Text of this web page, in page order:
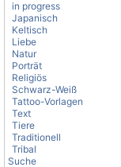
in progress
Japanisch
Keltisch
Liebe
Natur
Porträt
Religiös
Schwarz-Weiß
Tattoo-Vorlagen
Text
Tiere
Traditionell
Tribal
Suche